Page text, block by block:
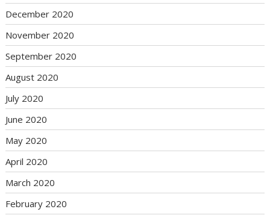
December 2020
November 2020
September 2020
August 2020
July 2020
June 2020
May 2020
April 2020
March 2020
February 2020